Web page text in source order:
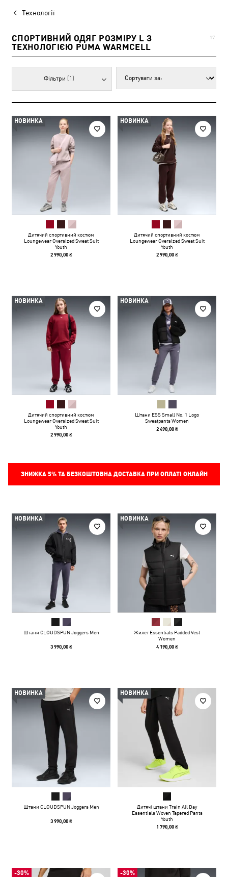
Технології
СПОРТИВНИЙ ОДЯГ РОЗМІРУ L З
ТЕХНОЛОГІЄЮ PUMA WARMCELL
17
Фільтри (1)
НОВИНКА
Дитячий спортивний костюм
Loungewear Oversized Sweat Suit
Youth
2 990,00 ₴
НОВИНКА
Дитячий спортивний костюм
Loungewear Oversized Sweat Suit
Youth
2 990,00 ₴
НОВИНКА
Дитячий спортивний костюм
Loungewear Oversized Sweat Suit
Youth
2 990,00 ₴
НОВИНКА
Штани ESS Small No. 1 Logo
Sweatpants Women
2 490,00 ₴
ЗНИЖКА 5%ТА БЕЗКОШТОВНА ДОСТАВКА ПРИ ОПЛАТІ ОНЛАЙН
НОВИНКА
Штани CLOUDSPUN Joggers Men
3 990,00 ₴
НОВИНКА
Жилет Essentials Padded Vest
Women
4 190,00 ₴
НОВИНКА
Штани CLOUDSPUN Joggers Men
3 990,00 ₴
НОВИНКА
Дитячі штани Train All Day
Essentials Woven Tapered Pants
Youth
1 790,00 ₴
-30% -30%